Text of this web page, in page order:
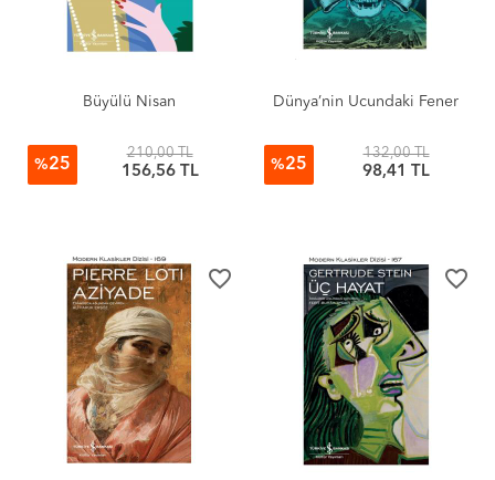
Büyülü Nisan
%25
210,00 TL
156,56 TL
Dünya’nin Ucundaki Fener
%25
132,00 TL
98,41 TL
favorite_border favorite_border